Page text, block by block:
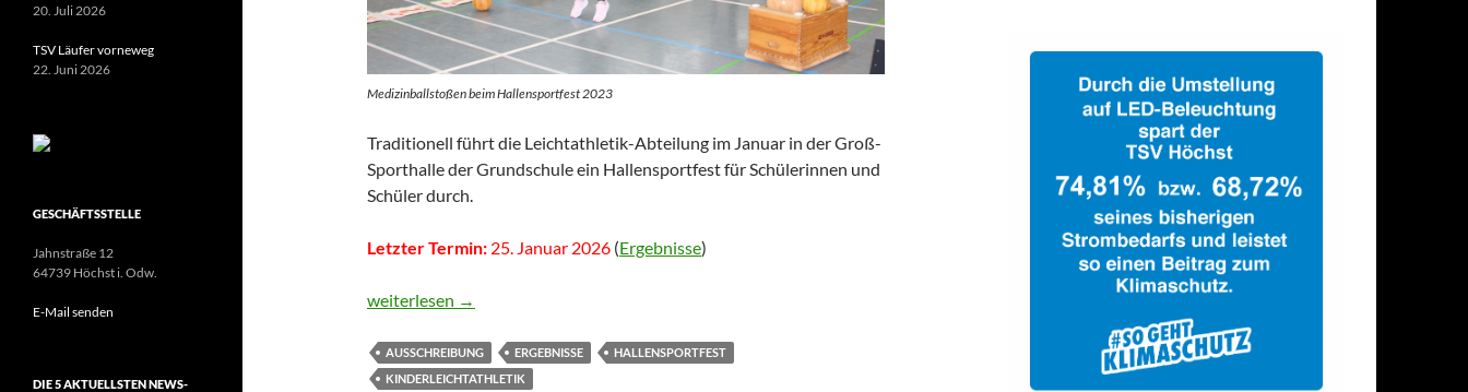
Medizinballstoßen beim Hallensportfest 2023
Traditionell führt die Leichtathletik-Abteilung im Januar in der Groß-
Sporthalle der Grundschule ein Hallensportfest für Schülerinnen und
Schüler durch.
Letzter Termin: 25. Januar 2026 (Ergebnisse)
Hallensportfest
weiterlesen →
AUSSCHREIBUNG ERGEBNISSE
HALLENSPORTFEST
KINDERLEICHTATHLETIK
20. Juli 2026
TSV Läufer vorneweg
22. Juni 2026
GESCHÄFTSSTELLE
Jahnstraße 12
64739 Höchst i. Odw.
E-Mail senden
DIE 5 AKTUELLSTEN NEWS-